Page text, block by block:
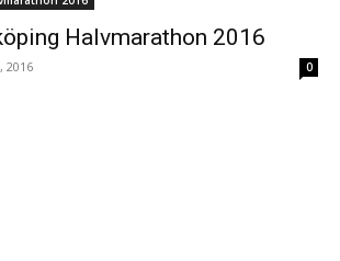
Halvmarathon 2016
2016 0